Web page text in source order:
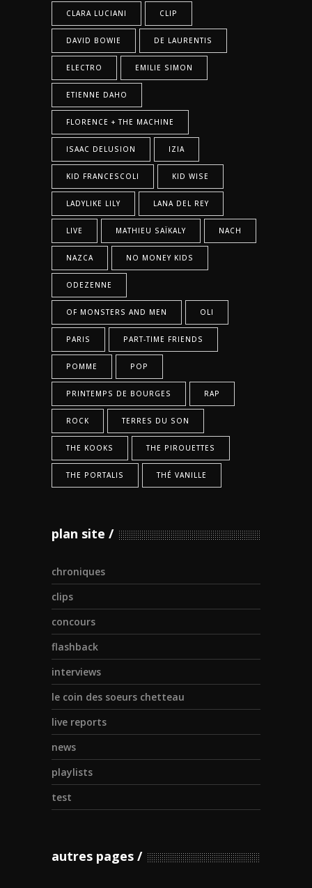
CLARA LUCIANI CLIP
DAVID BOWIE DE LAURENTIS
ELECTRO EMILIE SIMON
ETIENNE DAHO
FLORENCE + THE MACHINE
ISAAC DELUSION IZIA
KID FRANCESCOLI KID WISE
LADYLIKE LILY LANA DEL REY
LIVE MATHIEU SAÏKALY NACH
NAZCA NO MONEY KIDS
ODEZENNE
OF MONSTERS AND MEN OLI
PARIS PART-TIME FRIENDS
POMME POP
PRINTEMPS DE BOURGES RAP
ROCK TERRES DU SON
THE KOOKS THE PIROUETTES
THE PORTALIS THÉ VANILLE
plan site
chroniques
clips
concours
flashback
interviews
le coin des soeurs chetteau
live reports
news
playlists
test
autres pages